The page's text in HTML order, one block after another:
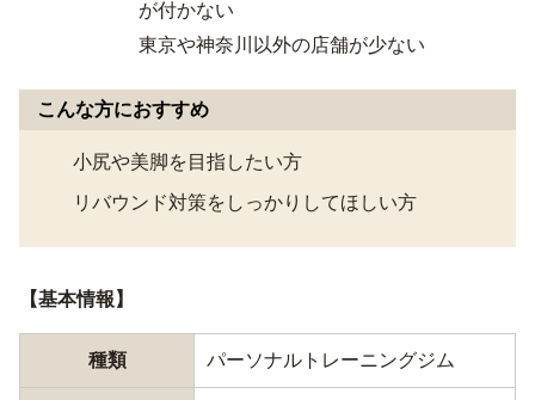
が付かない
東京や神奈川以外の店舗が少ない
こんな方におすすめ
小尻や美脚を目指したい方
リバウンド対策をしっかりしてほしい方
【基本情報】
種類 パーソナルトレーニングジム